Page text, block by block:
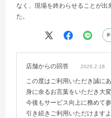
なく、現場を終わらせることが出
た。
参
店舗からの回答 2026.2.18
この度はご利用いただき誠に
身に余るお言葉をいただき大変
今後もサービス向上に務めて参
引き続きご利用いただけます